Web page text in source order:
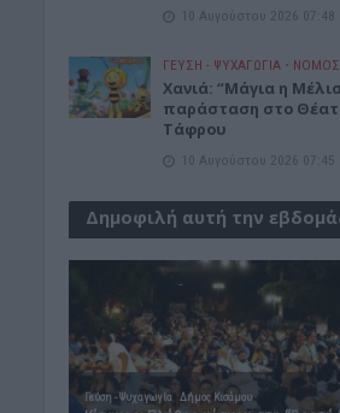
10 Αυγούστου 2026 07:48
ΓΕΎΣΗ - ΨΥΧΑΓΩΓΊΑ • ΝΟΜΌΣ
Χανιά: “Μάγια η
παράσταση στο
Τάφρου
10 Αυγούστου 2026 07:45
Δημοφιλή αυτή την